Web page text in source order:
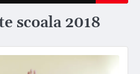
scoala 2018